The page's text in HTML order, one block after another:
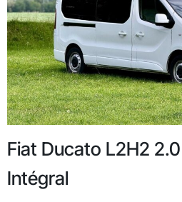
Fiat Ducato L2H2
Intégral